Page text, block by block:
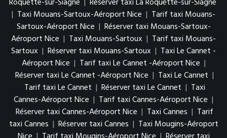
| Taxi Mouans-Sartoux-Aéroport Nice | Tarif taxi Mouans-
Sartoux-Aéroport Nice | Réserver taxi Mouans-Sartoux-
Aéroport Nice | Taxi Mouans-Sartoux | Tarif taxi Mouans-
Sartoux | Réserver taxi Mouans-Sartoux | Taxi Le Cannet -
Aéroport Nice | Tarif taxi Le Cannet -Aéroport Nice |
Réserver taxi Le Cannet -Aéroport Nice | Taxi Le Cannet |
Tarif taxi Le Cannet | Réserver taxi Le Cannet | Taxi
Cannes-Aéroport Nice | Tarif taxi Cannes-Aéroport Nice |
Réserver taxi Cannes-Aéroport Nice | Taxi Cannes | Tarif
taxi Cannes | Réserver taxi Cannes | Taxi Mougins-Aéroport